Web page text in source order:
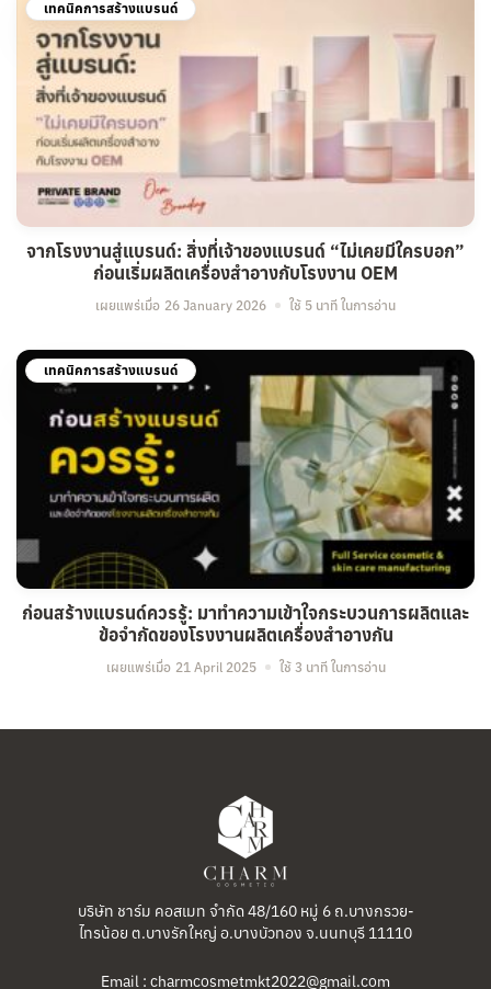
เทคนิคการสร้างแบรนด์
จากโรงงานสู่แบรนด์: สิ่งที่เจ้าของแบรนด์ “ไม่เคยมีใครบอก”
ก่อนเริ่มผลิตเครื่องสำอางกับโรงงาน OEM
เผยแพร่เมื่อ 26 January 2026 ใช้ 5 นาที ในการอ่าน
เทคนิคการสร้างแบรนด์
ก่อนสร้างแบรนด์ควรรู้: มาทำความเข้าใจกระบวนการผลิตและ
ข้อจำกัดของโรงงานผลิตเครื่องสำอางกัน
เผยแพร่เมื่อ 21 April 2025 ใช้ 3 นาที ในการอ่าน
บริษัท ชาร์ม คอสเมท จำกัด 48/160 หมู่ 6 ถ.บางกรวย-
ไทรน้อย ต.บางรักใหญ่ อ.บางบัวทอง จ.นนทบุรี 11110
Email : charmcosmetmkt2022@gmail.com